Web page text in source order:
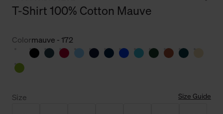
T-Shirt 100% Cotton Mauve
Colormauve - 172
Size Size Guide